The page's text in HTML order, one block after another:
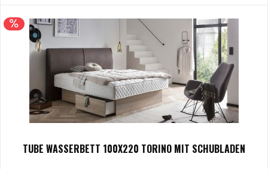
TUBE WASSERBETT 100X220 TORINO MIT SCHUBLADEN